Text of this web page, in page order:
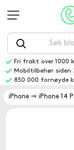
Fri frakt over 1000
Mobiltilbehør siden
850 000 fornøyde
iPhone ⇒ iPhone 14